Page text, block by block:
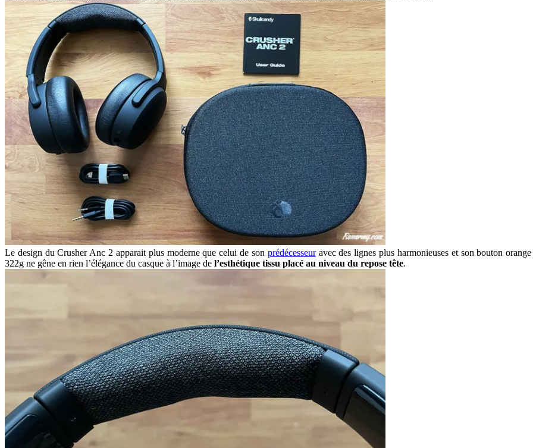
Le design du Crusher Anc 2 apparait plus moderne que celui de son prédécesseuravec des lignes plus harmonieuses et son bouton
322g ne gêne en rien l’élégance du casque à l’image de l’esthétique tissu placé au niveau du repose tête.